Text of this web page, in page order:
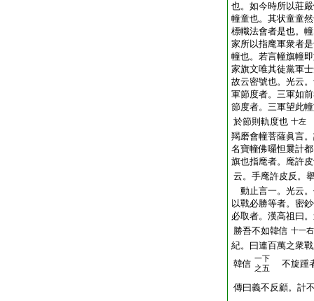
也。如今時所以莊
幢童也。其状童童
標幟法會者是也。
家所以指麾軍衆者
幢也。若言幢旗幢
家旗文唯其徒黨軍
故云密號也。光云
軍節度者。三軍如
節度者。三軍望此
於節則軌度也 十左
羯磨會幢菩薩眞言
名寶幢佛囉怛曩計
旗也指麾者。麾許
云。手麾許皮反。
動止言一。光云
以戰必勝等者。密
必取者。漢高祖曰
勝吾不如韓信 十一右
紀。曰連百萬之衆
韓信 一下
之五
不旋踵
傳曰義不反顧。計